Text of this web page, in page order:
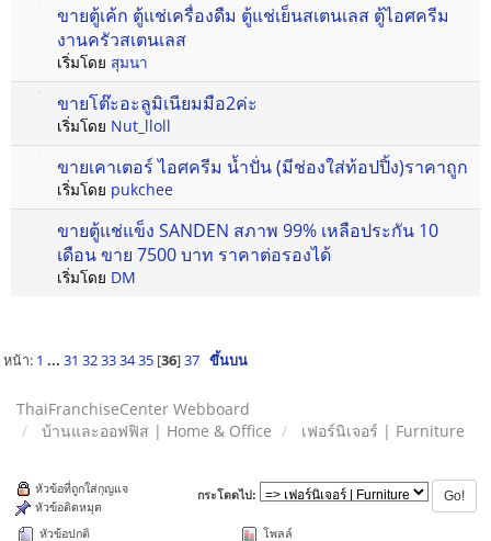
ขายตู้เค้ก ตู้แช่เครื่องดืม ตู้แช่เย็นสเตนเลส ตู้ไอศครีม
งานครัวสเตนเลส
เริ่มโดย สุมนา
ขายโต๊ะอะลูมิเนียมมือ2ค่ะ
เริ่มโดย Nut_lloll
ขายเคาเตอร์ ไอศครีม น้ำปั่น (มีช่องใส่ท้อปปิ้ง)ราคาถูก
เริ่มโดย pukchee
ขายตู้แช่แข็ง SANDEN สภาพ 99% เหลือประกัน 10
เดือน ขาย 7500 บาท ราคาต่อรองได้
เริ่มโดย DM
หน้า: 1 ... 31 32 33 34 35[36]37 ขึ้นบน
ThaiFranchiseCenter Webboard
บ้านและออฟฟิส | Home & Office
เฟอร์นิเจอร์ | Furniture
กระโดดไป:
หัวข้อปกติ
หัวข้อที่ถูกใส่กุญแจ
หัวข้อติดหมุด
โพลล์